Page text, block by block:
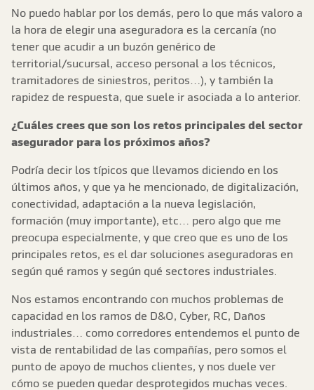
No puedo hablar por los demás, pero lo que más valoro a
la hora de elegir una aseguradora es la cercanía (no
tener que acudir a un buzón genérico de
territorial/sucursal, acceso personal a los técnicos,
tramitadores de siniestros, peritos…), y también la
rapidez de respuesta, que suele ir asociada a lo anterior.
¿Cuáles crees que son los retos principales del sector
asegurador para los próximos años?
Podría decir los típicos que llevamos diciendo en los
últimos años, y que ya he mencionado, de digitalización,
conectividad, adaptación a la nueva legislación,
formación (muy importante), etc… pero algo que me
preocupa especialmente, y que creo que es uno de los
principales retos, es el dar soluciones aseguradoras en
según qué ramos y según qué sectores industriales.
Nos estamos encontrando con muchos problemas de
capacidad en los ramos de D&O, Cyber, RC, Daños
industriales… como corredores entendemos el punto de
vista de rentabilidad de las compañías, pero somos el
punto de apoyo de muchos clientes, y nos duele ver
cómo se pueden quedar desprotegidos muchas veces.